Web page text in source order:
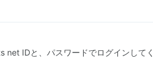
net IDと、パスワードでログインしてく